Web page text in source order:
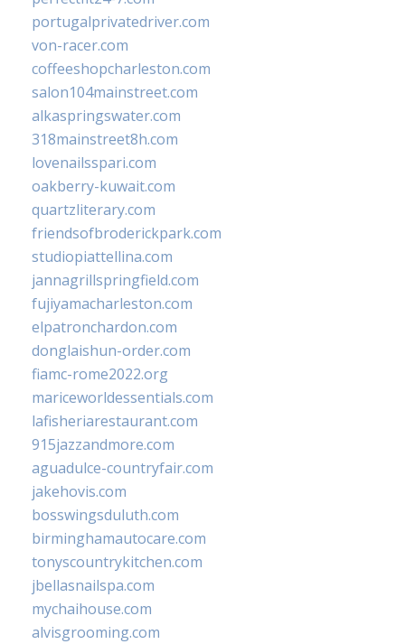
portugalprivatedriver.com
von-racer.com
coffeeshopcharleston.com
salon104mainstreet.com
alkaspringswater.com
318mainstreet8h.com
lovenailsspari.com
oakberry-kuwait.com
quartzliterary.com
friendsofbroderickpark.com
studiopiattellina.com
jannagrillspringfield.com
fujiyamacharleston.com
elpatronchardon.com
donglaishun-order.com
fiamc-rome2022.org
mariceworldessentials.com
lafisheriarestaurant.com
915jazzandmore.com
aguadulce-countryfair.com
jakehovis.com
bosswingsduluth.com
birminghamautocare.com
tonyscountrykitchen.com
jbellasnailspa.com
mychaihouse.com
alvisgrooming.com